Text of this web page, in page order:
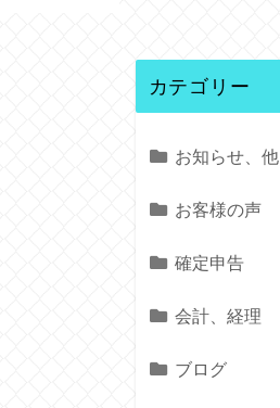
カテゴリー
お知らせ、他
お客様の声
確定申告
会計、経理
ブログ